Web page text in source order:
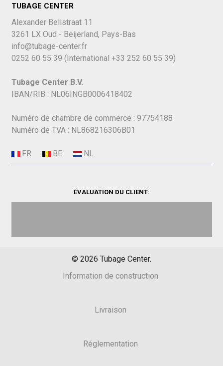
TUBAGE CENTER
Alexander Bellstraat 11
3261 LX Oud - Beijerland, Pays-Bas
info@tubage-center.fr
0252 60 55 39 (International +33 252 60 55 39)
Tubage Center B.V.
IBAN/RIB : NL06INGB0006418402
Numéro de chambre de commerce : 97754188
Numéro de TVA : NL868216306B01
ÉVALUATION DU CLIENT:
© 2026 Tubage Center.
Information de construction
Livraison
Réglementation